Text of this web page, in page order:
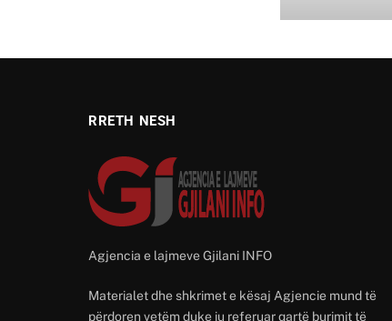
RRETH NESH
Agjencia e lajmeve Gjilani INFO
Materialet dhe shkrimet e kësaj Agjencie mund të
përdoren vetëm duke iu referuar qartë burimit të